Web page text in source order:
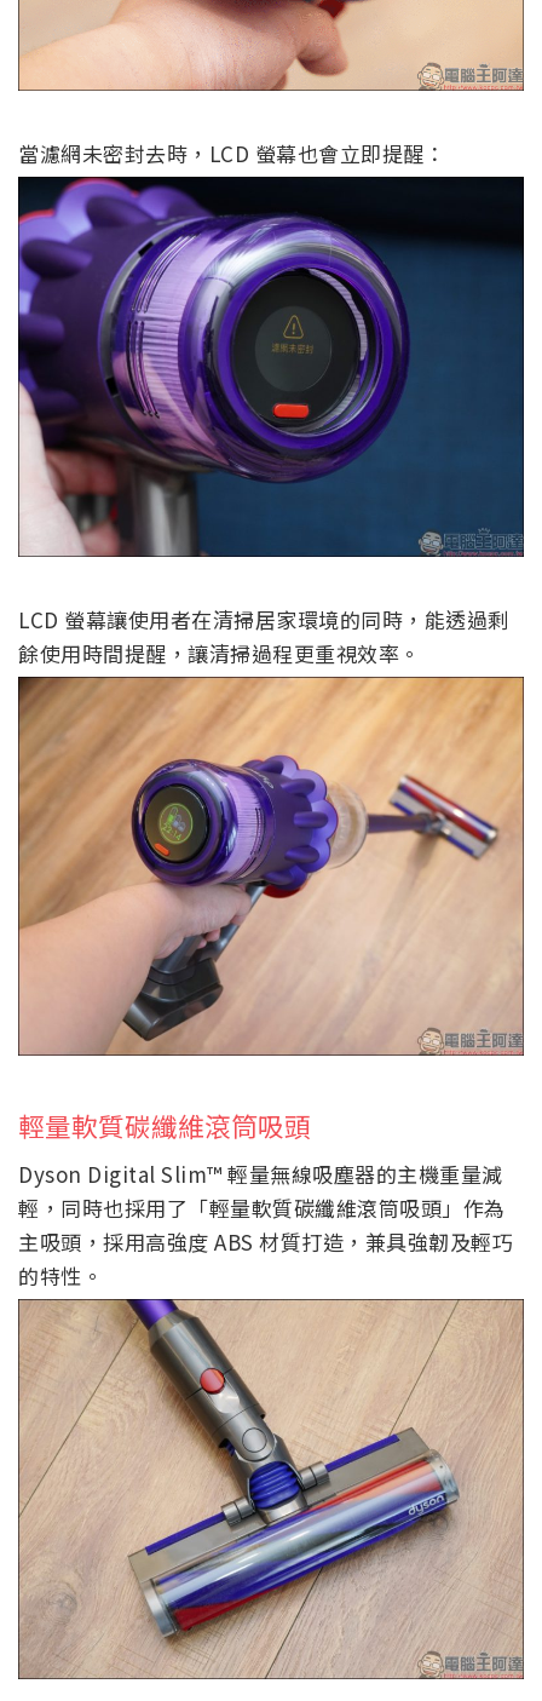
當濾網未密封去時，LCD 螢幕也會立即提醒：
LCD 螢幕讓使用者在清掃居家環境的同時，能透過剩
餘使用時間提醒，讓清掃過程更重視效率。
輕量軟質碳纖維滾筒吸頭
Dyson Digital Slim™ 輕量無線吸塵器的主機重量減
輕，同時也採用了「輕量軟質碳纖維滾筒吸頭」作為
主吸頭，採用高強度 ABS 材質打造，兼具強韌及輕巧
的特性。